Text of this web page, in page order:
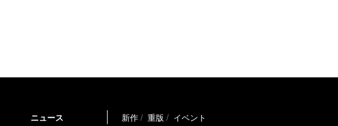
ニュース 新作 重版 イベント